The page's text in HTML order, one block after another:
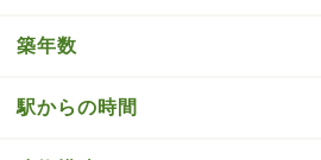
築年数
駅からの時間